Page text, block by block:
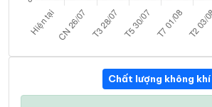
Chất lượng không khí